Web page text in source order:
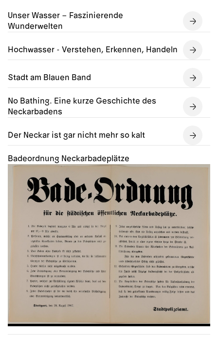
Unser Wasser – Faszinierende
Wunderwelten
Hochwasser - Verstehen, Erkennen, Handeln
Stadt am Blauen Band
No Bathing. Eine kurze Geschichte des
Neckarbadens
Der Neckar ist gar nicht mehr so kalt
Badeordnung Neckarbadeplätze